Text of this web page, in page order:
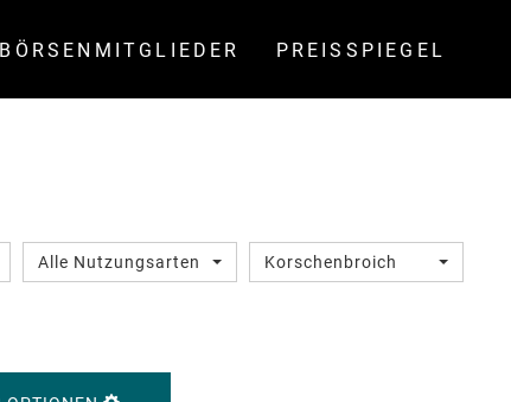
BÖRSENMITGLIEDER PREISSPIEGEL
Alle Nutzungsarten Korschenbroich